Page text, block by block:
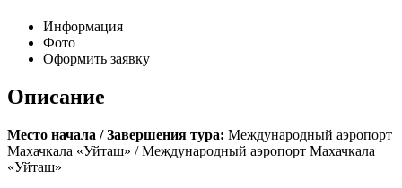
Информация
Фото
Оформить заявку
Описание
Место начала / Завершения тура: Международный аэропорт
Махачкала «Уйташ» / Международный аэропорт Махачкала
«Уйташ»